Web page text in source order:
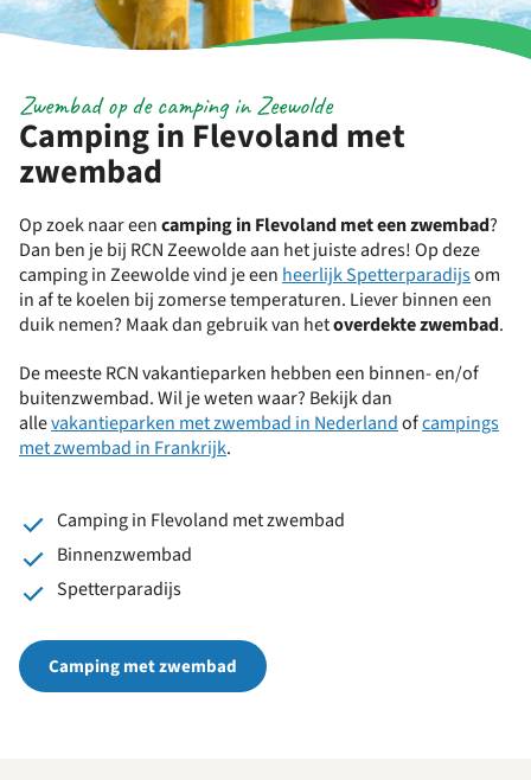
Camping in Flevoland met
zwembad
Zwembad op de camping in Zeewolde
Op zoek naar eencamping in Flevoland met een zwembad?
Dan ben je bij RCN Zeewolde aan het juiste adres! Op deze
camping in Zeewolde vind je een heerlijk Spetterparadijsom
in af te koelen bij zomerse temperaturen. Liever binnen een
duik nemen? Maak dan gebruik van hetoverdekte zwembad.
De meeste RCN vakantieparken hebben een binnen- en/of
buitenzwembad. Wil je weten waar? Bekijk dan
allevakantieparken met zwembad in Nederlandofcampings
met zwembad in Frankrijk.
Camping in Flevoland met zwembad
Binnenzwembad
Spetterparadijs
Camping met zwembad